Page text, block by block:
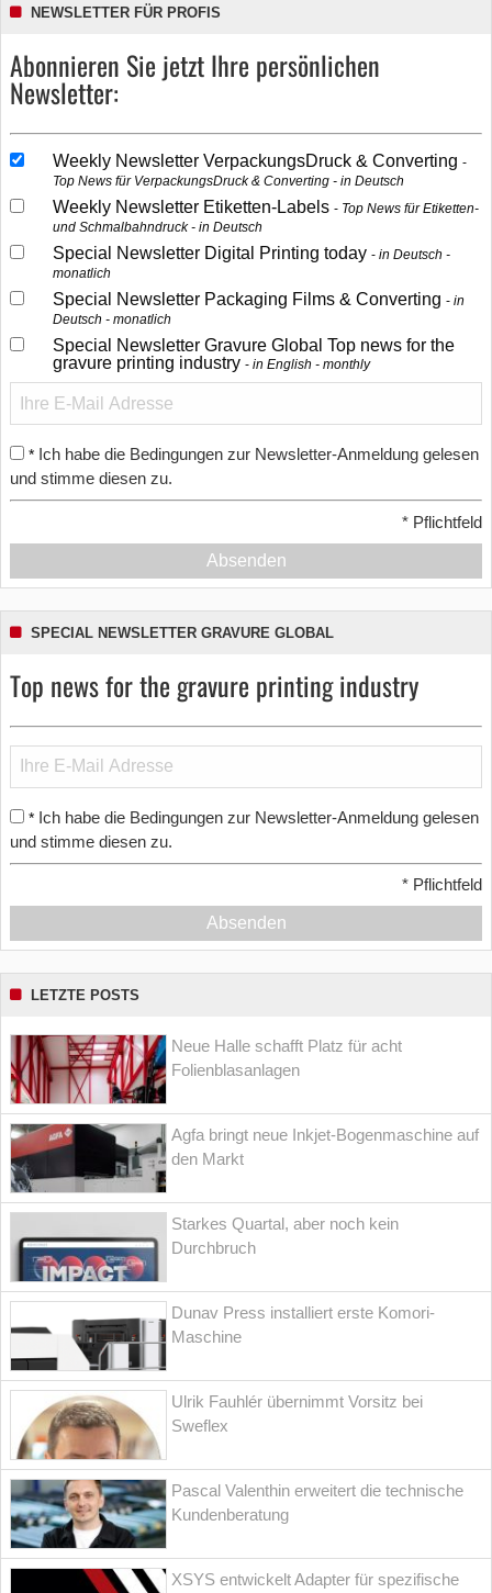
NEWSLETTER FÜR PROFIS
Abonnieren Sie jetzt Ihre persönlichen
Newsletter:
Weekly Newsletter VerpackungsDruck & Converting
Top News für VerpackungsDruck & Converting - in Deutsch
Weekly Newsletter Etiketten-Labels
Top News für Etiketten-
und Schmalbahndruck - in Deutsch
Special Newsletter Digital Printing today
in Deutsch -
monatlich
Special Newsletter Packaging Films & Converting
in
Deutsch - monatlich
Special Newsletter Gravure Global Top news for the
gravure printing industry
in English - monthly
* Ich habe die Bedingungen zur Newsletter-Anmeldung gelesen
und stimme diesen zu.
* Pflichtfeld
Absenden
SPECIAL NEWSLETTER GRAVURE GLOBAL
Top news for the gravure printing industry
* Ich habe die Bedingungen zur Newsletter-Anmeldung gelesen
und stimme diesen zu.
* Pflichtfeld
Absenden
LETZTE POSTS
Neue Halle schafft Platz für acht
Folienblasanlagen
Agfa bringt neue Inkjet-Bogenmaschine auf
den Markt
Starkes Quartal, aber noch kein
Durchbruch
Dunav Press installiert erste Komori-
Maschine
Ulrik Fauhlér übernimmt Vorsitz bei
Sweflex
Pascal Valenthin erweitert die technische
Kundenberatung
XSYS entwickelt Adapter für spezifische